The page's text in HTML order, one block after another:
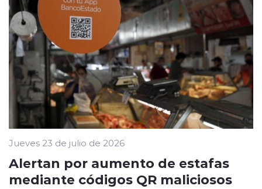
Jueves 23 de julio de 2026
Alertan por aumento de estafas
mediante códigos QR maliciosos